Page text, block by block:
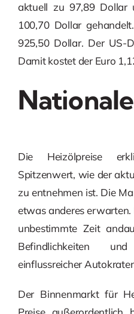
aktuell zu 97,89 Dollar
100,70 Dollar
925,50 Dollar. Der US-
Damit kostet der Euro
Die Heizölpreise
Spitzenwert, wie der
zu entnehmen ist. Die
etwas anderes
unbestimmte Zeit
Befindlichkeiten
einflussreicher
Der Binnenmarkt für